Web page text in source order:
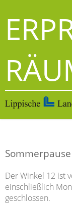
Der Winkel 12 ist
einschließlich
geschlossen.